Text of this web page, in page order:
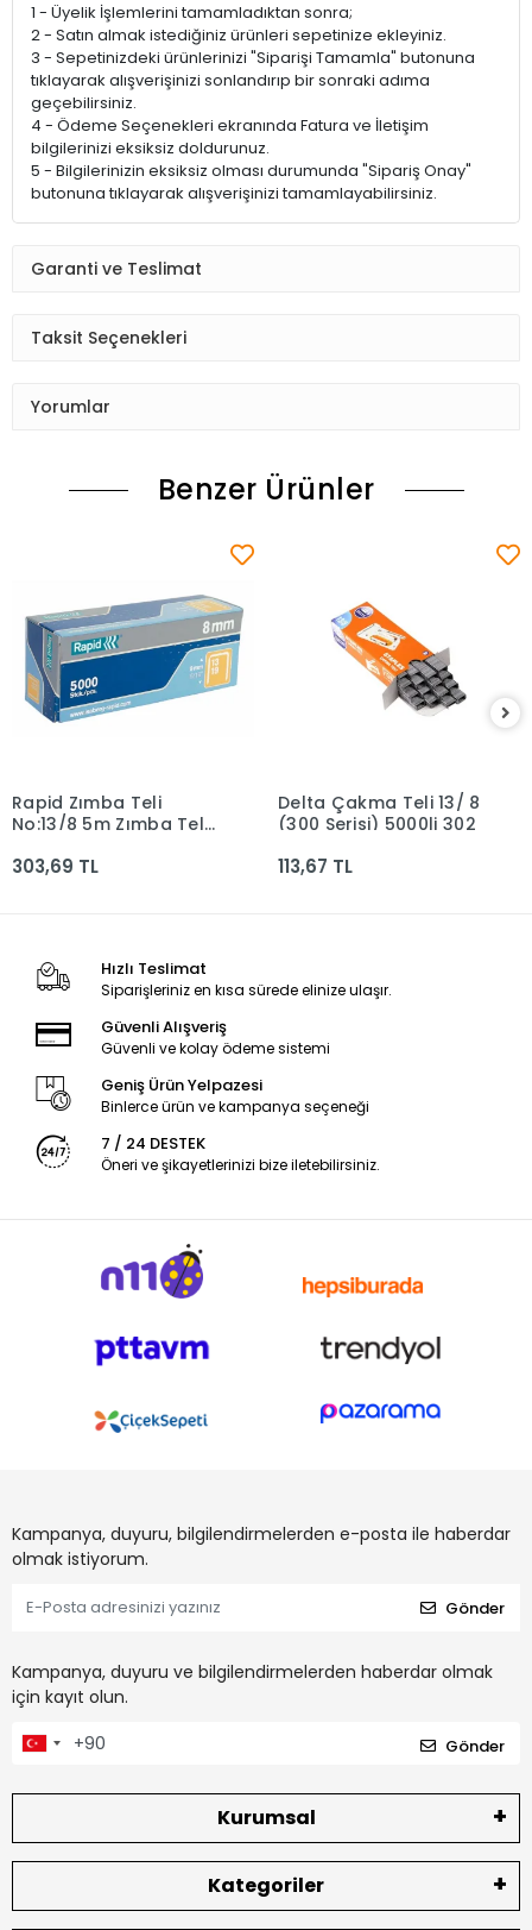
1 - Üyelik İşlemlerini tamamladıktan sonra;
2 - Satın almak istediğiniz ürünleri sepetinize ekleyiniz.
3 - Sepetinizdeki ürünlerinizi "Siparişi Tamamla" butonuna
tıklayarak alışverişinizi sonlandırıp bir sonraki adıma
geçebilirsiniz.
4 - Ödeme Seçenekleri ekranında Fatura ve İletişim
bilgilerinizi eksiksiz doldurunuz.
5 - Bilgilerinizin eksiksiz olması durumunda "Sipariş Onay"
butonuna tıklayarak alışverişinizi tamamlayabilirsiniz.
Garanti ve Teslimat
Taksit Seçenekleri
Yorumlar
Benzer Ürünler
Sepete Ekle
Rapid Zımba Teli
No:13/8 5m Zımba Teli
303,69 TL
Sepete Ekle
Delta Çakma Teli 13/ 8
(300 Serisi) 5000li 302
113,67 TL
Hızlı Teslimat
Siparişleriniz en kısa sürede elinize ulaşır.
Güvenli Alışveriş
Güvenli ve kolay ödeme sistemi
Geniş Ürün Yelpazesi
Binlerce ürün ve kampanya seçeneği
7 / 24 DESTEK
Öneri ve şikayetlerinizi bize iletebilirsiniz.
Kampanya, duyuru, bilgilendirmelerden e-posta ile haberdar
olmak istiyorum.
Gönder
Kampanya, duyuru ve bilgilendirmelerden haberdar olmak
için kayıt olun.
Gönder
Kurumsal
Kategoriler